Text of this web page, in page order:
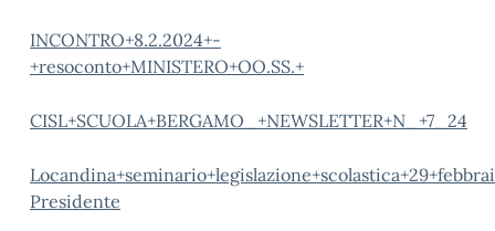
INCONTRO+8.2.2024+-
+resoconto+MINISTERO+OO.SS.+
CISL+SCUOLA+BERGAMO_+NEWSLETTER+N_+7_24
Presidente